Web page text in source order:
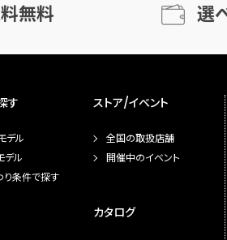
無料 選
す
デル
デル
り条件で探す
ストア/イベント
全国の取扱店舗
開催中のイベント
カタログ